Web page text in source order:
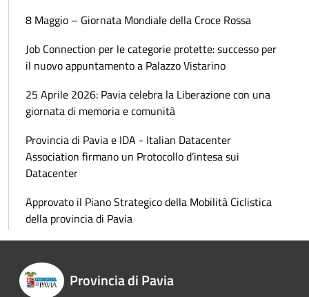
8 Maggio – Giornata Mondiale della Croce Rossa
Job Connection per le categorie protette: successo per
il nuovo appuntamento a Palazzo Vistarino
25 Aprile 2026: Pavia celebra la Liberazione con una
giornata di memoria e comunità
Provincia di Pavia e IDA - Italian Datacenter
Association firmano un Protocollo d’intesa sui
Datacenter
Approvato il Piano Strategico della Mobilità Ciclistica
della provincia di Pavia
Provincia di Pavia